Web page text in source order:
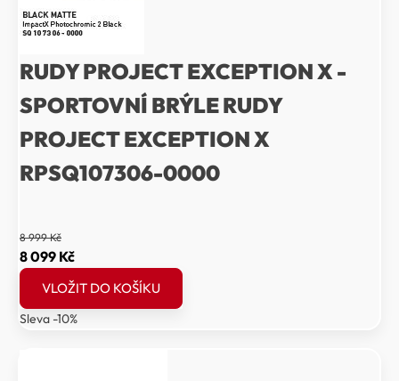
RUDY PROJECT EXCEPTION X -
SPORTOVNÍ BRÝLE RUDY
PROJECT EXCEPTION X
RPSQ107306-0000
8 999Kč
Původní
cena
byla:
8
8 099 KčAktuální
8
VLOŽIT DO KOŠÍKU
Sleva -10%